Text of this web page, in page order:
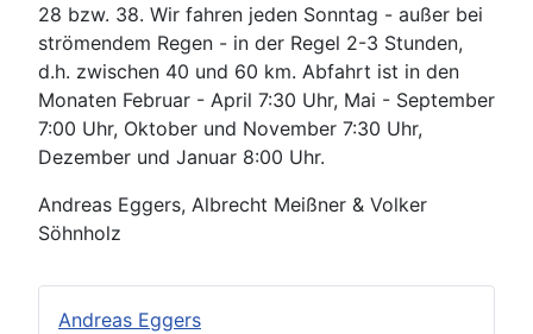
Andreas Eggers
28 bzw. 38. Wir fahren jeden Sonntag - außer bei
strömendem Regen - in der Regel 2-3 Stunden,
d.h. zwischen 40 und 60 km. Abfahrt ist in den
Monaten Februar - April 7:30 Uhr, Mai - September
7:00 Uhr, Oktober und November 7:30 Uhr,
Dezember und Januar 8:00 Uhr.
Andreas Eggers, Albrecht Meißner & Volker
Söhnholz